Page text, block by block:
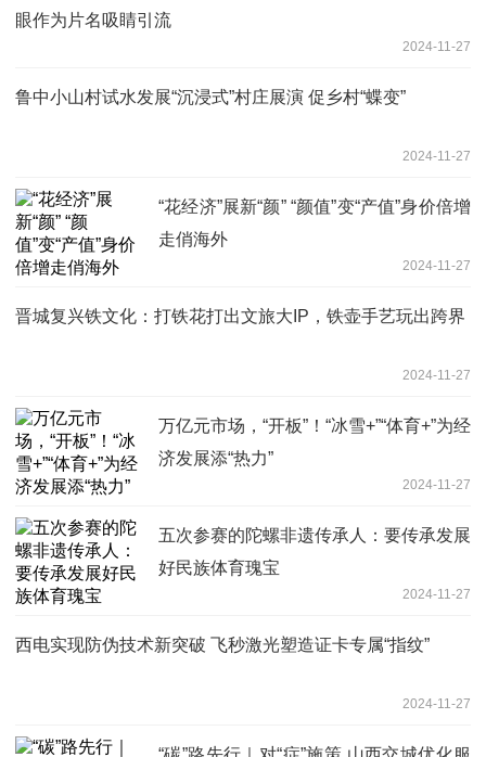
眼作为片名吸睛引流
2024-11-27
鲁中小山村试水发展“沉浸式”村庄展演 促乡村“蝶变”
2024-11-27
“花经济”展新“颜” “颜值”变“产值”身价倍增
走俏海外
2024-11-27
晋城复兴铁文化：打铁花打出文旅大IP，铁壶手艺玩出跨界
2024-11-27
万亿元市场，“开板”！“冰雪+”“体育+”为经
济发展添“热力”
2024-11-27
五次参赛的陀螺非遗传承人：要传承发展
好民族体育瑰宝
2024-11-27
西电实现防伪技术新突破 飞秒激光塑造证卡专属“指纹”
2024-11-27